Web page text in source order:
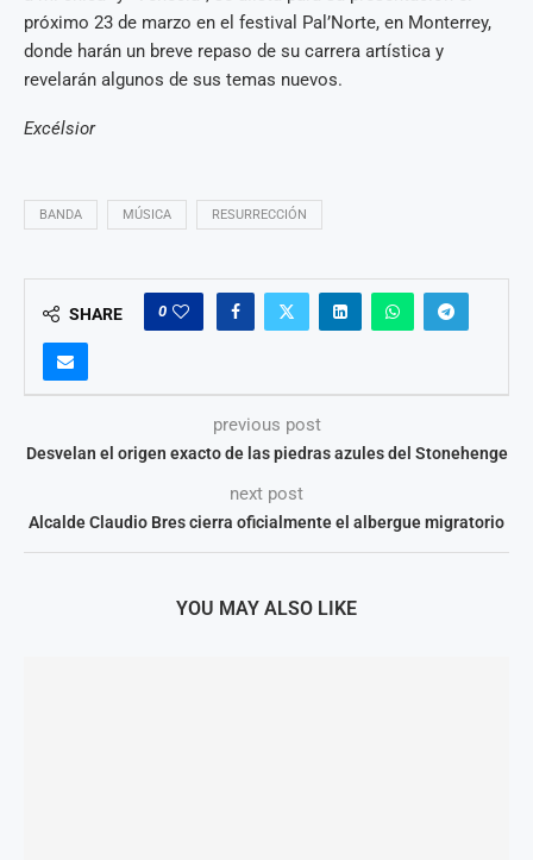
próximo 23 de marzo en el festival Pal’Norte, en Monterrey,
donde harán un breve repaso de su carrera artística y
revelarán algunos de sus temas nuevos.
Excélsior
BANDA MÚSICA RESURRECCIÓN
SHARE 0
previous post
Desvelan el origen exacto de las piedras azules del Stonehenge
next post
Alcalde Claudio Bres cierra oficialmente el albergue migratorio
YOU MAY ALSO LIKE